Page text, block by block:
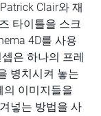
Clair와 재
타이틀을 스크
4D를 사용
은 하나의 프레
병치시켜 놓는
의 이미지들을
넣는 방법을 사